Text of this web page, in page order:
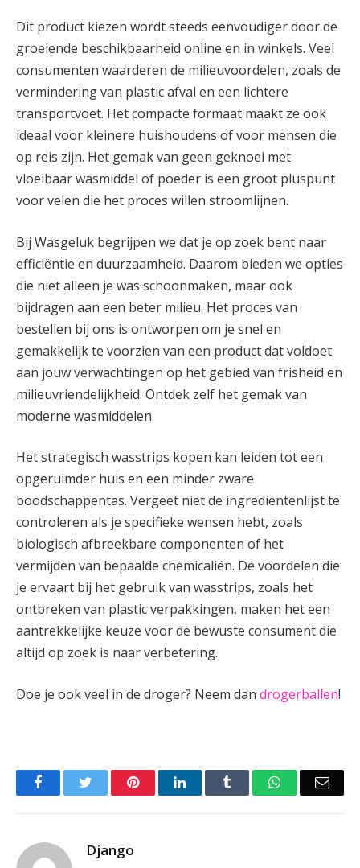
Dit product kiezen wordt steeds eenvoudiger door de
groeiende beschikbaarheid online en in winkels. Veel
consumenten waarderen de milieuvoordelen, zoals de
vermindering van plastic afval en een lichtere
transportvoet. Het compacte formaat maakt ze ook
ideaal voor kleinere huishoudens of voor mensen die
op reis zijn. Het gemak van geen geknoei met
vloeibaar wasmiddel of poeder is een groot pluspunt
voor velen die het proces willen stroomlijnen.
Bij Wasgeluk begrijpen we dat je op zoek bent naar
efficiëntie en duurzaamheid. Daarom bieden we opties
die niet alleen je was schoonmaken, maar ook
bijdragen aan een beter milieu. Het proces van
bestellen bij ons is ontworpen om je snel en
gemakkelijk te voorzien van een product dat voldoet
aan jouw verwachtingen op het gebied van frisheid en
milieuvriendelijkheid. Ontdek zelf het gemak van
moderne wasmiddelen.
Het strategisch wasstrips kopen kan leiden tot een
opgeruimder huis en een minder zware
boodschappentas. Vergeet niet de ingrediëntenlijst te
controleren als je specifieke wensen hebt, zoals
biologisch afbreekbare componenten of het
vermijden van bepaalde chemicaliën. De voordelen die
je ervaart bij het gebruik van wasstrips, zoals het
ontbreken van plastic verpakkingen, maken het een
aantrekkelijke keuze voor de bewuste consument die
altijd op zoek is naar verbetering.
Doe je ook veel in de droger? Neem dan drogerballen!
FacebookTwitter PinterestLinkedIn Tumblr WhatsApp
Django